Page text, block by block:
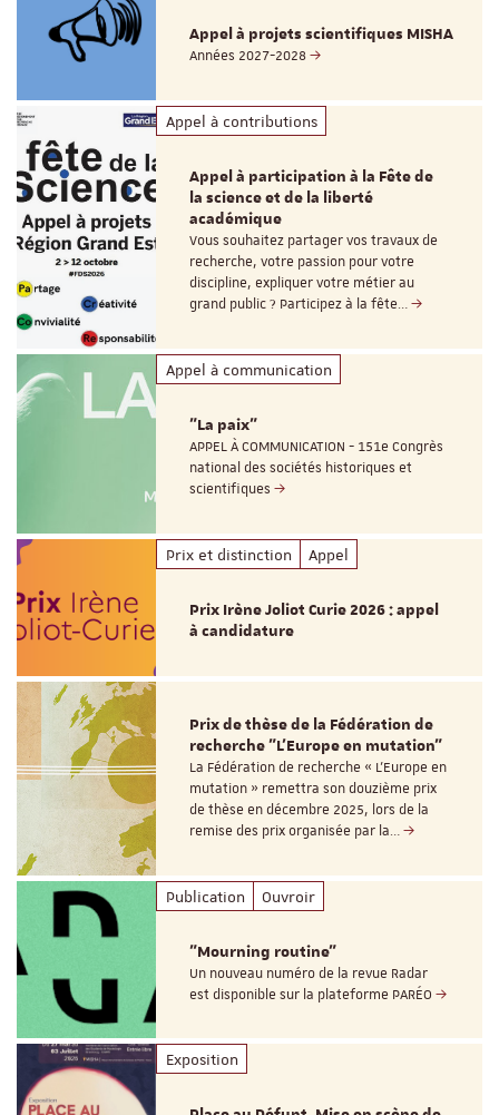
Appel à projets scientifiques MISHA
Années 2027-2028
Appel à contributions
Appel à participation à la Fête de
la science et de la liberté
académique
Vous souhaitez partager vos travaux de
recherche, votre passion pour votre
discipline, expliquer votre métier au
grand public ? Participez à la fête…
Appel à communication
"La paix"
APPEL À COMMUNICATION - 151e Congrès
national des sociétés historiques et
scientifiques
Prix et distinction Appel
Prix Irène Joliot Curie 2026 : appel
à candidature
Prix de thèse de la Fédération de
recherche "L’Europe en mutation"
La Fédération de recherche « L’Europe en
mutation » remettra son douzième prix
de thèse en décembre 2025, lors de la
remise des prix organisée par la…
Publication Ouvroir
"Mourning routine"
Un nouveau numéro de la revue Radar
est disponible sur la plateforme PARÉO
Exposition